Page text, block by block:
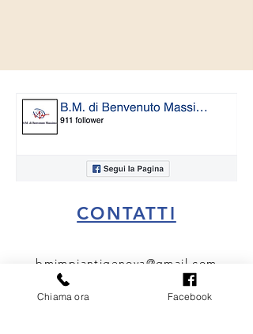
CONTATTI
bmimpiantigenova@gmail.com
3405807479
Chiama ora Facebook